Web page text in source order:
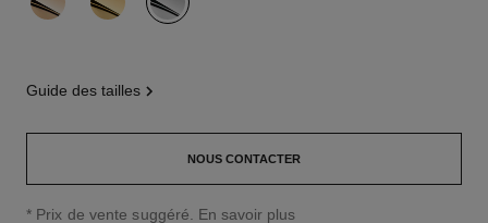
guide des tailles
NOUS CONTACTER
↩
* Prix de vente suggéré. En savoir plus